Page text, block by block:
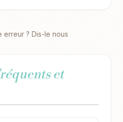
erreur ? Dis-le nous
et